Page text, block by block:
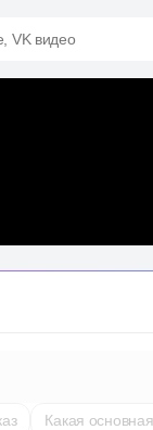
VK видео
Какая